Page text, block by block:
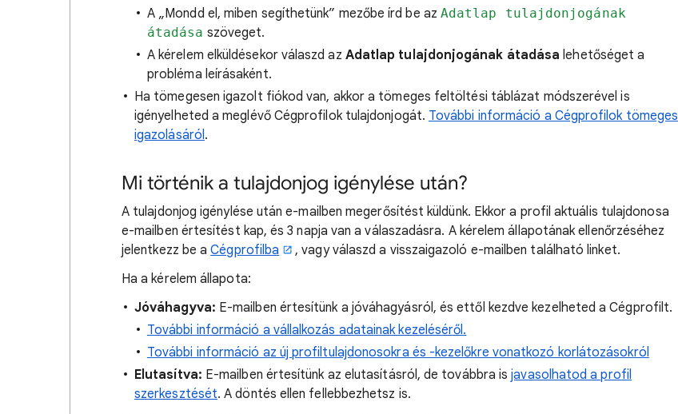
A „Mondd el, miben segíthetünk” mezőbe írd be az Adatlap tulajdonjogának
átadása szöveget.
A kérelem elküldésekor válaszd az Adatlap tulajdonjogának átadása lehetőséget a
probléma leírásaként.
Ha tömegesen igazolt fiókod van, akkor a tömeges feltöltési táblázat módszerével is
igényelheted a meglévő Cégprofilok tulajdonjogát. További információ a Cégprofilok tömeges
igazolásáról.
Mi történik a tulajdonjog igénylése után?
A tulajdonjog igénylése után e-mailben megerősítést küldünk. Ekkor a profil aktuális tulajdonosa
e-mailben értesítést kap, és 3 napja van a válaszadásra. A kérelem állapotának ellenőrzéséhez
jelentkezz be aCégprofilba
, vagy válaszd a visszaigazoló e-mailben található linket.
Ha a kérelem állapota:
Jóváhagyva: E-mailben értesítünk a jóváhagyásról, és ettől kezdve kezelheted a Cégprofilt.
További információ a vállalkozás adatainak kezeléséről.
További információ az új profiltulajdonosokra és -kezelőkre vonatkozó korlátozásokról
Elutasítva: E-mailben értesítünk az elutasításról, de továbbra isjavasolhatod a profil
szerkesztését. A döntés ellen fellebbezhetsz is.